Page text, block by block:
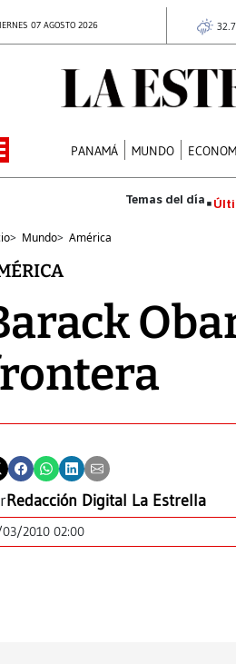
07 AGOSTO 2026
PANAMÁ MUNDO
> Mundo> América
Redacción Digital La Estrella
2010 02:00